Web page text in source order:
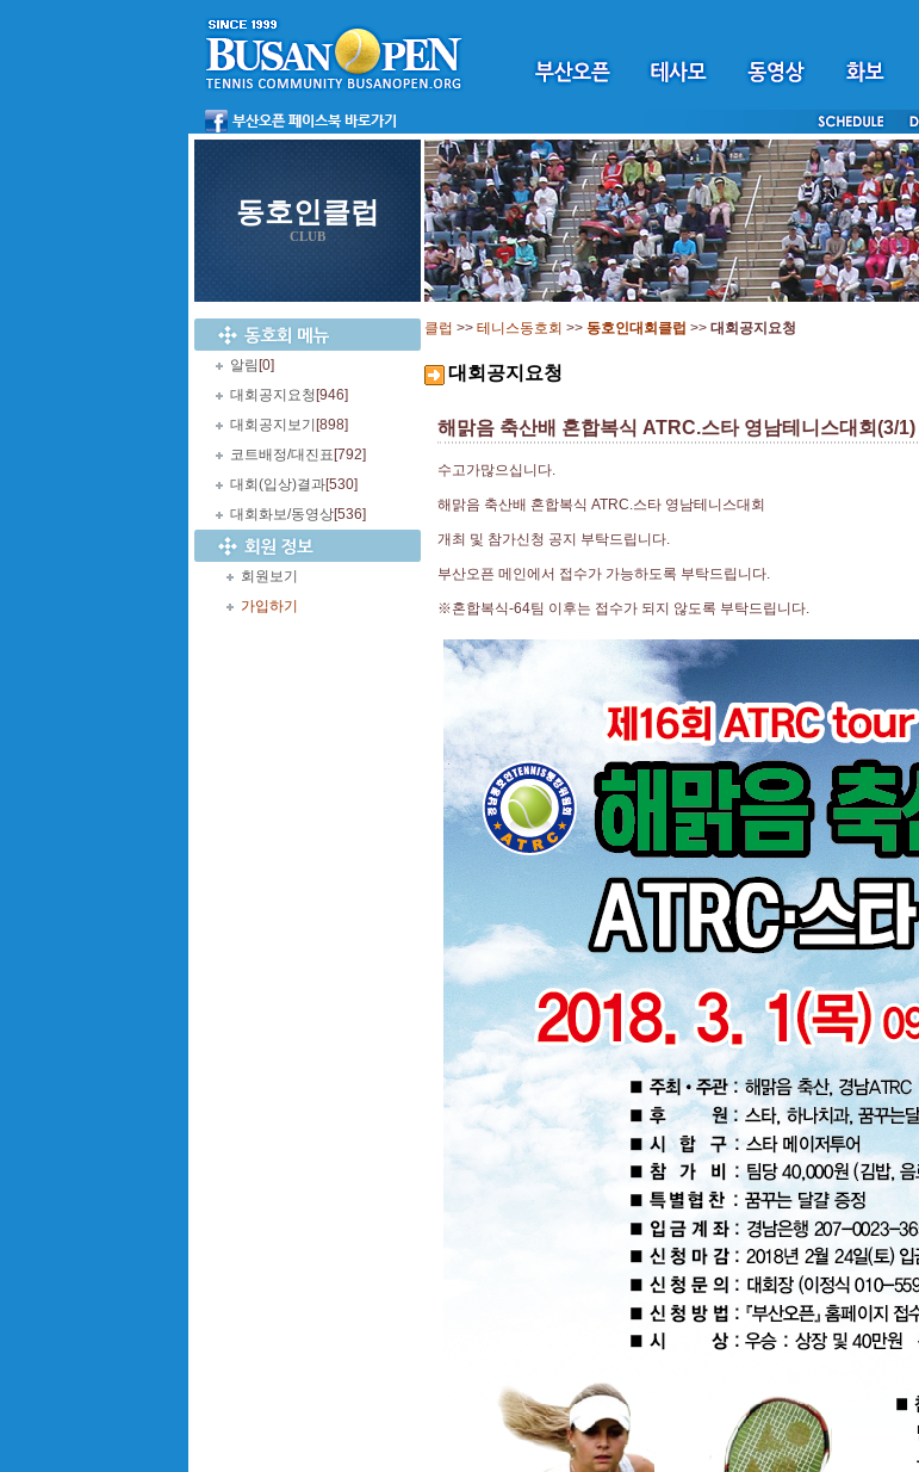
동호인클럽
CLUB
알림 [0]
대회공지요청 [946]
대회공지보기 [898]
코트배정/대진표 [792]
대회(입상)결과[530]
대회화보/동영상[536]
회원보기
가입하기
클럽 >> 테니스동호회 >> 동호인대회클럽 >> 대회공지요청
대회공지요청
해맑음 축산배 혼합복식 ATRC.스타 영남테니스대회(3/1)
수고가많으십니다.
해맑음 축산배 혼합복식 ATRC.스타 영남테니스대회
개최 및 참가신청 공지 부탁드립니다.
부산오픈 메인에서 접수가 가능하도록 부탁드립니다.
※혼합복식-64팀 이후는 접수가 되지 않도록 부탁드립니다.